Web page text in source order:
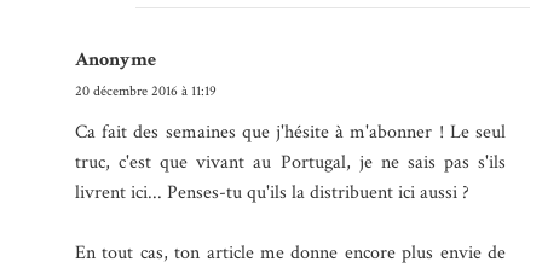
Anonyme
20 décembre 2016 à 11:19
Ca fait des semaines que j'hésite à m'abonner ! Le seul
truc, c'est que vivant au Portugal, je ne sais pas s'ils
livrent ici... Penses-tu qu'ils la distribuent ici aussi ?
En tout cas, ton article me donne encore plus envie de